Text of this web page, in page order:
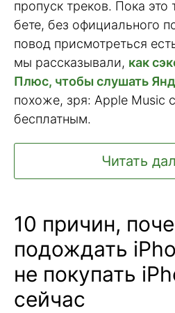
пропуск треков. Пока это
бете, без официального
повод присмотреться
мы рассказывали, как
Плюс, чтобы слушать
похоже, зря: Apple Music
бесплатным.
Читать
10 причин,
подождать
не покупать
сейчас